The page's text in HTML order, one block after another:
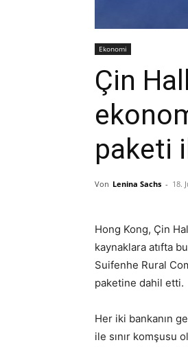
Ekonomi
Çin
paketi
Von Lenina Sachs - 18.
Hong Kong, Çin
kaynaklara atıfta
Suifenhe Rural
paketine dahil etti.
Her iki bankanın
ile sınır komşusu